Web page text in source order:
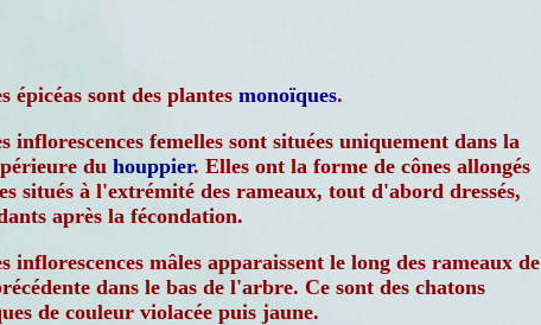
épicéas sont des plantes monoïques.
inflorescences femelles sont situées uniquement dans la
du houppier. Elles ont la forme de cônes allongés
situés à l'extrémité des rameaux, tout d'abord dressés,
après la fécondation.
inflorescences mâles apparaissent le long des rameaux de
dans le bas de l'arbre. Ce sont des chatons
de couleur violacée puis jaune.